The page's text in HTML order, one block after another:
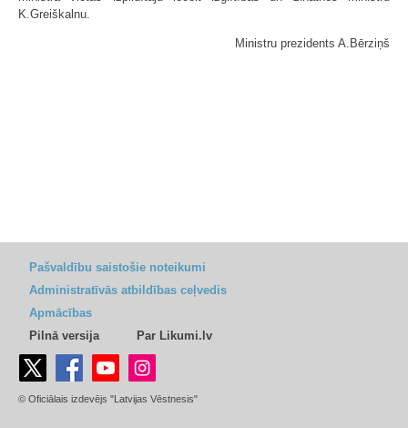
K.Greiškalnu.
Ministru prezidents A.Bērziņš
Pašvaldību saistošie noteikumi
Administratīvās atbildības ceļvedis
Apmācības
Pilnā versija
Par Likumi.lv
© Oficiālais izdevējs "Latvijas Vēstnesis"